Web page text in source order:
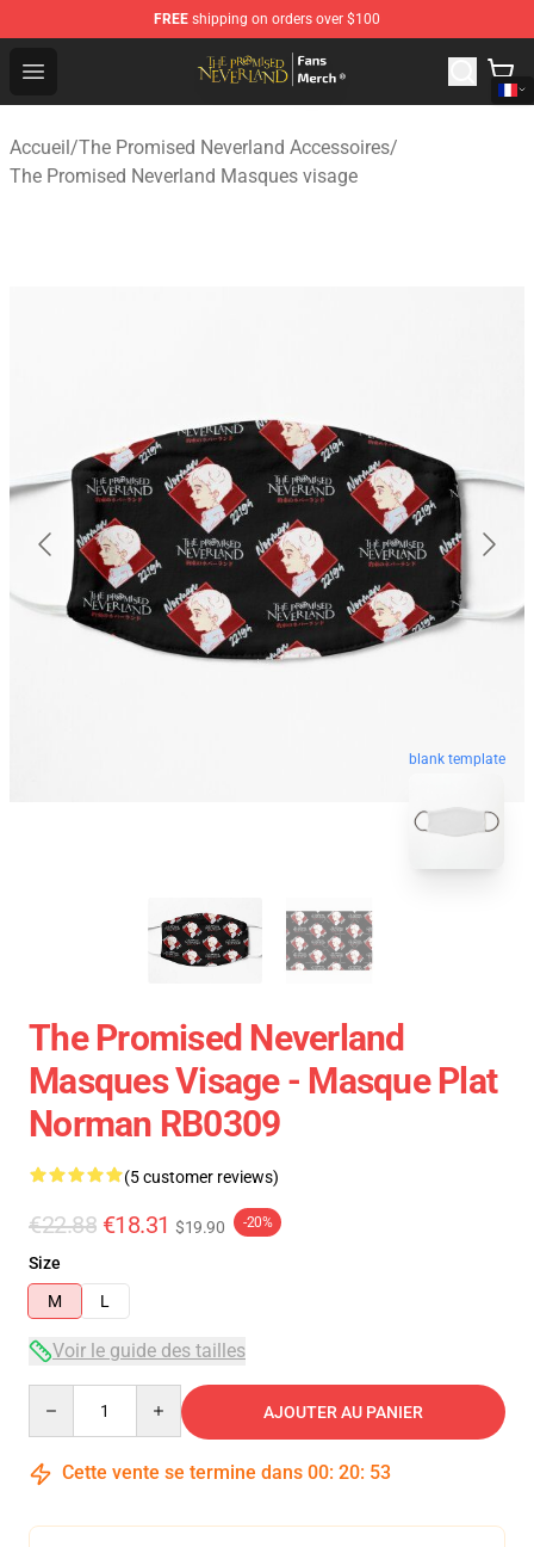
FREE shipping on orders over $100
Open menu
The Promised Neverland Store - Official The Promised
Accueil/The Promised Neverland Accessoires/
The Promised Neverland Masques visage
blank template
The Promised Neverland
Masques Visage - Masque Plat
Norman RB0309
(5 customer reviews)
€22.88 €18.31 $19.90 -20%
Size
M
L
Voir le guide des tailles
AJOUTER AU PANIER
Cette vente se termine dans 00: 20: 53